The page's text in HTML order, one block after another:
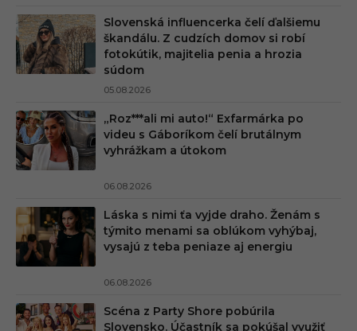
Slovenská influencerka čelí ďalšiemu
škandálu. Z cudzích domov si robí
fotokútik, majitelia penia a hrozia
súdom
05.08.2026
„Roz***ali mi auto!“ Exfarmárka po
videu s Gáboríkom čelí brutálnym
vyhrážkam a útokom
06.08.2026
Láska s nimi ťa vyjde draho. Ženám s
týmito menami sa oblúkom vyhýbaj,
vysajú z teba peniaze aj energiu
06.08.2026
Scéna z Party Shore pobúrila
Slovensko. Účastník sa pokúšal využiť